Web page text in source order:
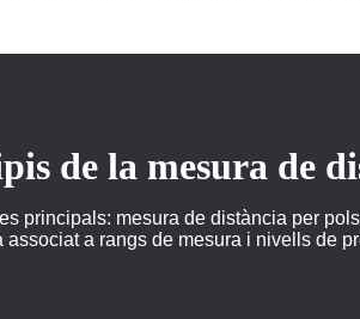
de la mesura de
principals: mesura de distància per
associat a rangs de mesura i nivells de